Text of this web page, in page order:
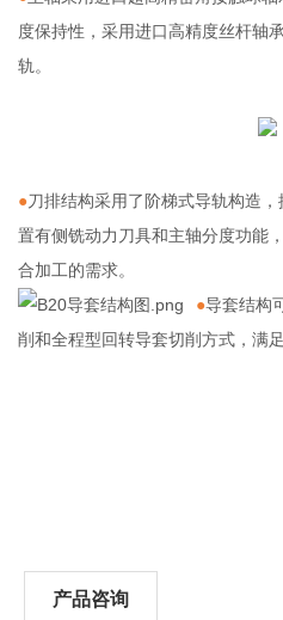
度保持性，采用进口高精度丝杆轴
轨。
●刀排结构采用了阶梯式导轨构造
置有侧铣动力刀具和主轴分度功能
合加工的需求。
●导套结构
削和全程型回转导套切削方式，满
产品咨询